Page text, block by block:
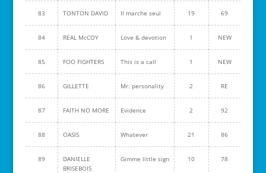
83 TONTON DAVID Il marche seul 19 69
84 REAL McCOY Love & devotion 1 NEW
85 FOO FIGHTERS This is a call 1 NEW
86 GILLETTE Mr. personality 2 RE
87 FAITH NO MORE Evidence 2 92
88 OASIS Whatever 21 86
89
DANIELLE
BRISEBOIS
Gimme little sign 10 78